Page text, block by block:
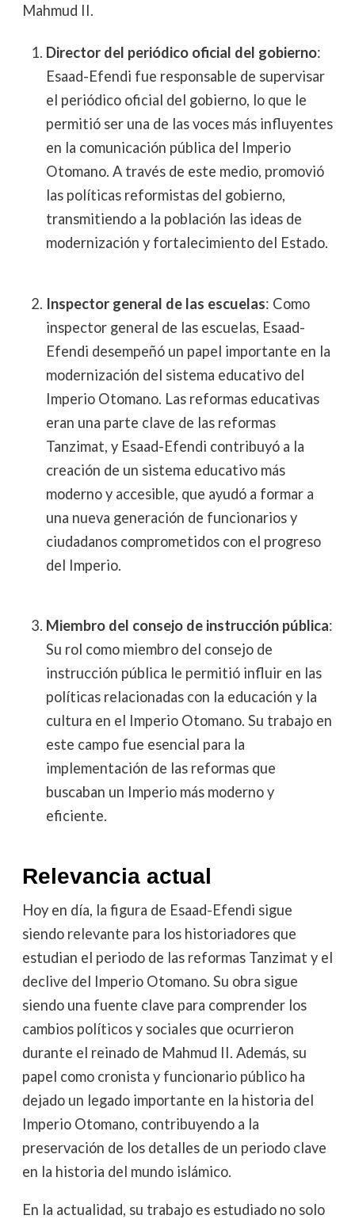
Mahmud II.
Director del periódico oficial del gobierno:
Esaad-Efendi fue responsable de supervisar
el periódico oficial del gobierno, lo que le
permitió ser una de las voces más influyentes
en la comunicación pública del Imperio
Otomano. A través de este medio, promovió
las políticas reformistas del gobierno,
transmitiendo a la población las ideas de
modernización y fortalecimiento del Estado.
Inspector general de las escuelas: Como
inspector general de las escuelas, Esaad-
Efendi desempeñó un papel importante en la
modernización del sistema educativo del
Imperio Otomano. Las reformas educativas
eran una parte clave de las reformas
Tanzimat, y Esaad-Efendi contribuyó a la
creación de un sistema educativo más
moderno y accesible, que ayudó a formar a
una nueva generación de funcionarios y
ciudadanos comprometidos con el progreso
del Imperio.
Miembro del consejo de instrucción pública:
Su rol como miembro del consejo de
instrucción pública le permitió influir en las
políticas relacionadas con la educación y la
cultura en el Imperio Otomano. Su trabajo en
este campo fue esencial para la
implementación de las reformas que
buscaban un Imperio más moderno y
eficiente.
Relevancia actual
Hoy en día, la figura de Esaad-Efendi sigue
siendo relevante para los historiadores que
estudian el periodo de las reformas Tanzimat y el
declive del Imperio Otomano. Su obra sigue
siendo una fuente clave para comprender los
cambios políticos y sociales que ocurrieron
durante el reinado de Mahmud II. Además, su
papel como cronista y funcionario público ha
dejado un legado importante en la historia del
Imperio Otomano, contribuyendo a la
preservación de los detalles de un periodo clave
en la historia del mundo islámico.
En la actualidad, su trabajo es estudiado no solo